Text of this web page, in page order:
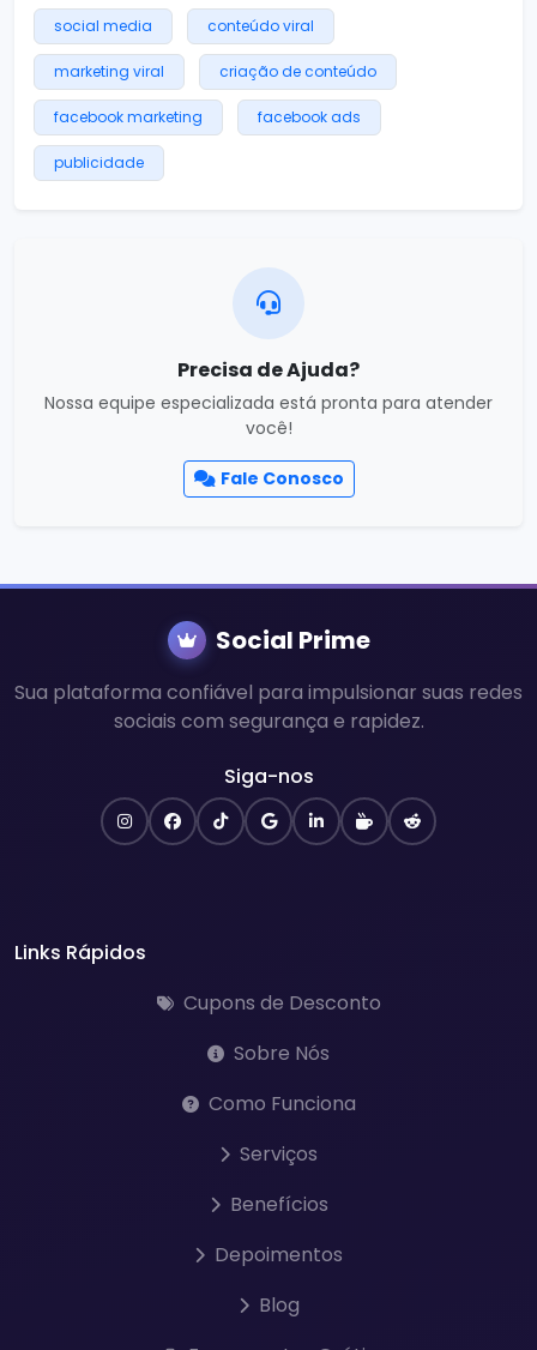
social media conteúdo viral
marketing viral criação de conteúdo
facebook marketing facebook ads
publicidade
Precisa de Ajuda?
Nossa equipe especializada está pronta para atender
você!
Fale Conosco
Social Prime
Sua plataforma confiável para impulsionar suas redes
sociais com segurança e rapidez.
Siga-nos
Links Rápidos
Cupons de Desconto
Sobre Nós
Como Funciona
Serviços
Benefícios
Depoimentos
Blog